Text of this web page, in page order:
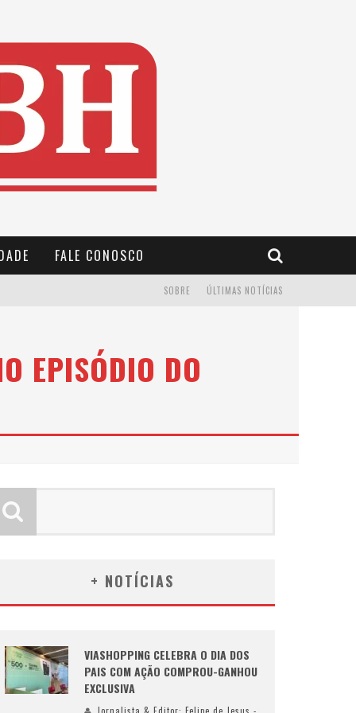
FALE CONOSCO
ÚLTIMAS NOTÍCIAS
SOBRE
EPISÓDIO DO
+ NOTÍCIAS
VIASHOPPING CELEBRA O DIA DOS
PAIS COM AÇÃO COMPROU-GANHOU
EXCLUSIVA